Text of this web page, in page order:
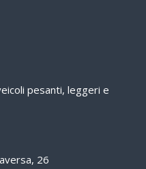
pesanti, leggeri e
26